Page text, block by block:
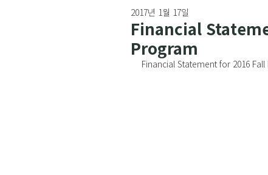
Financial
Program
2017년 1월 17일
Financial Statement for 2016